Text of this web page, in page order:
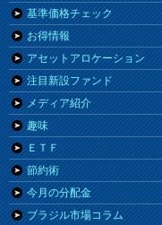
基準価格チェック
お得情報
アセットアロケーション
注目新設ファンド
メディア紹介
趣味
ＥＴＦ
節約術
今月の分配金
ブラジル市場コラム